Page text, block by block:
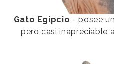
Gato Egipcio - posee
pero casi inapreciable